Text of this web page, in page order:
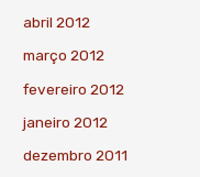
abril 2012
março 2012
fevereiro 2012
janeiro 2012
dezembro 2011